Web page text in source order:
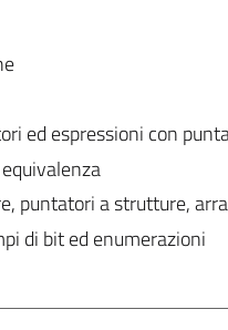
ed espressioni con
puntatori a strutture,
di bit ed enumerazioni